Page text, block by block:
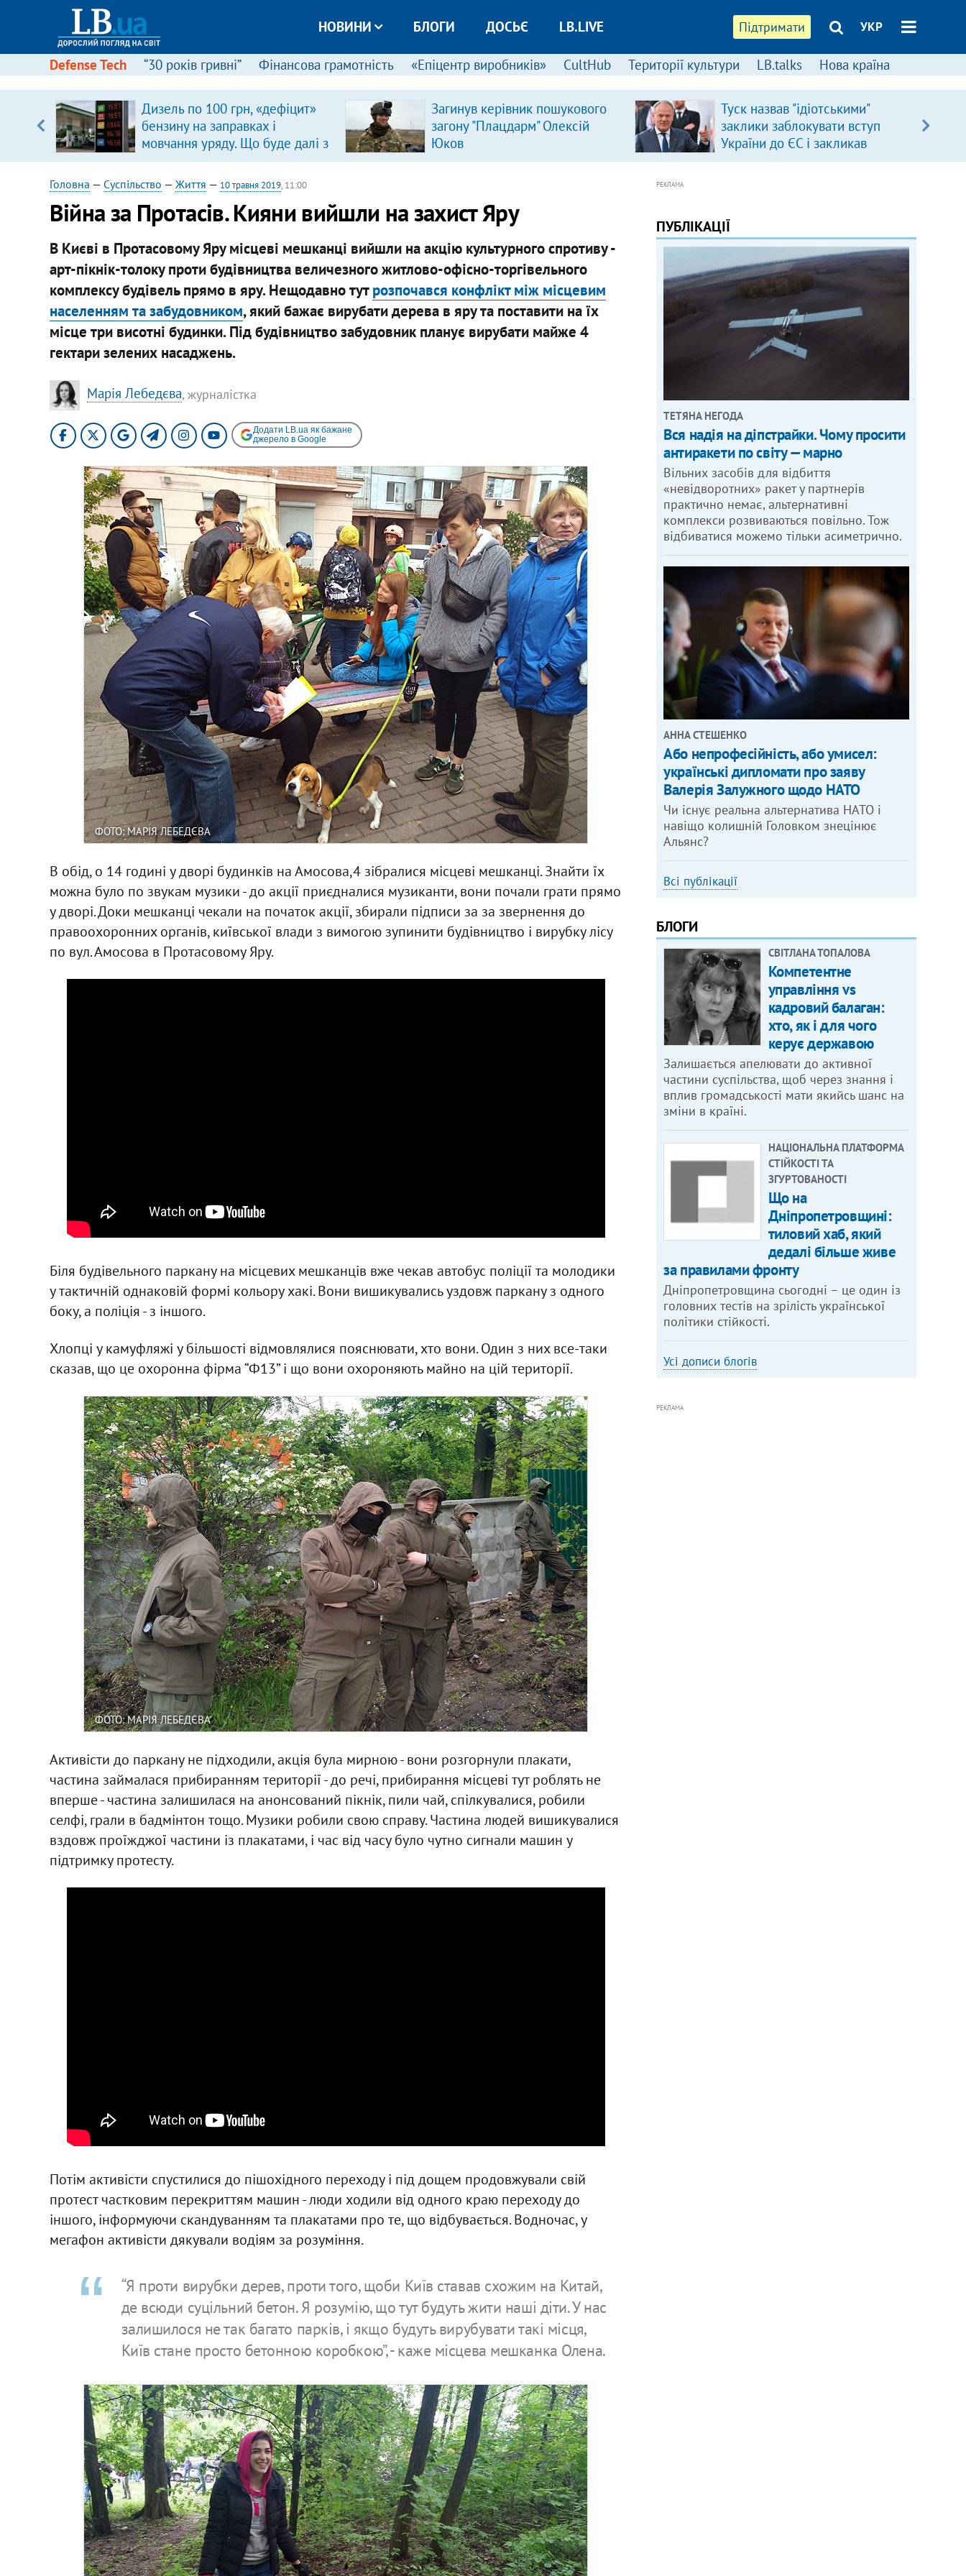
Підтримати УКР
НОВИНИ БЛОГИ ДОСЬЄ LB.LIVE
Defense Tech “30 років гривні” Фінансова грамотність «Епіцентр виробників» CultHub Території культури LB.talks Нова країна
Дизель по 100 грн, «дефіцит»
бензину на заправках і
мовчання уряду. Що буде далі з
цінами на пальне?
Загинув керівник пошукового
загону "Плацдарм" Олексій
Юков
Туск назвав "ідіотськими"
заклики заблокувати вступ
України до ЄС і закликав
припинити антиукраїнську
Головна — Суспільство — Життя — 10 травня 2019, 11:00
Війна за Протасів. Кияни вийшли на захист Яру
В Києві в Протасовому Яру місцеві мешканці вийшли на акцію культурного спротиву -
арт-пікнік-толоку проти будівництва величезного житлово-офісно-торгівельного
комплексу будівель прямо в яру. Нещодавно тутрозпочався конфлікт між місцевим
населенням та забудовником, який бажає вирубати дерева в яру та поставити на їх
місце три висотні будинки. Під будівництво забудовник планує вирубати майже 4
гектари зелених насаджень.
Марія Лебедєва, ​журналістка
Додати LB.ua як бажане
джерело в Google
ФОТО: МАРІЯ ЛЕБЕДЄВА
В обід, о 14 годині у дворі будинків на Амосова,4 зібралися місцеві мешканці. Знайти їх
можна було по звукам музики - до акції приєдналися музиканти, вони почали грати прямо
у дворі. Доки мешканці чекали на початок акції, збирали підписи за за звернення до
правоохоронних органів, київської влади з вимогою зупинити будівництво і вирубку лісу
по вул. Амосова в Протасовому Яру.
Біля будівельного паркану на місцевих мешканців вже чекав автобус поліції та молодики
у тактичній однаковій формі кольору хакі. Вони вишикувались уздовж паркану з одного
боку, а поліція - з іншого.
Хлопці у камуфляжі у більшості відмовлялися пояснювати, хто вони. Один з них все-таки
сказав, що це охоронна фірма “Ф13” і що вони охороняють майно на цій території.
ФОТО: МАРІЯ ЛЕБЕДЄВА
Активісти до паркану не підходили, акція була мирною - вони розгорнули плакати,
частина займалася прибиранням території - до речі, прибирання місцеві тут роблять не
вперше - частина залишилася на анонсований пікнік, пили чай, спілкувалися, робили
селфі, грали в бадмінтон тощо. Музики робили свою справу. Частина людей вишикувалися
вздовж проїжджої частини із плакатами, і час від часу було чутно сигнали машин у
підтримку протесту.
Потім активісти спустилися до пішохідного переходу і під дощем продовжували свій
протест частковим перекриттям машин - люди ходили від одного краю переходу до
іншого, інформуючи скандуванням та плакатами про те, що відбувається. Водночас, у
мегафон активісти дякували водіям за розуміння.
“Я проти вирубки дерев, проти того, щоби Київ ставав схожим на Китай,
де всюди суцільний бетон. Я розумію, що тут будуть жити наші діти. У нас
залишилося не так багато парків, і якщо будуть вирубувати такі місця,
Київ стане просто бетонною коробкою”, - каже місцева мешканка Олена.
РЕКЛАМА
ПУБЛІКАЦІЇ
ТЕТЯНА НЕГОДА
Вся надія на діпстрайки. Чому просити
антиракети по світу — марно
Вільних засобів для відбиття
«невідворотних» ракет у партнерів
практично немає, альтернативні
комплекси розвиваються повільно. Тож
відбиватися можемо тільки асиметрично.
АННА СТЕШЕНКО
Або непрофесійність, або умисел:
українські дипломати про заяву
Валерія Залужного щодо НАТО
Чи існує реальна альтернатива НАТО і
навіщо колишній Головком знецінює
Альянс?
Всі публікації
БЛОГИ
СВІТЛАНА ТОПАЛОВА
Компетентне
управління vs
кадровий балаган:
хто, як і для чого
керує державою
Залишається апелювати до активної
частини суспільства, щоб через знання і
вплив громадськості мати якийсь шанс на
зміни в країні.
НАЦІОНАЛЬНА ПЛАТФОРМА
СТІЙКОСТІ ТА
ЗГУРТОВАНОСТІ
Що на
Дніпропетровщині:
тиловий хаб, який
дедалі більше живе
за правилами фронту
Дніпропетровщина сьогодні – це один із
головних тестів на зрілість української
політики стійкості.
Усі дописи блогів
РЕКЛАМА